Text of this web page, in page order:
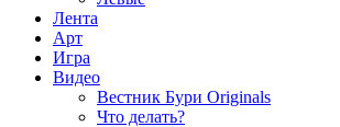
Лента
Арт
Игра
Видео
Вестник Бури Originals
Что делать?